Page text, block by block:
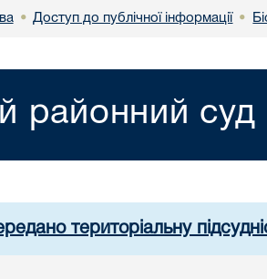
• Доступ до публічної інформації •
районний суд
територіальну